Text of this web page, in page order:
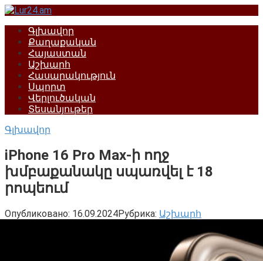
Перейти
контентуԳլխավոր
Քաղաքական
Հայաստան
Աշխարհ
Հասարակություն
Սպորտ
Վերլուծական
Տեսանյութեր
Գլխավոր
iPhone 16 Pro Max-ի ողջ
խմբաքանակը սպառվել է 18
րոպեում
Опубликовано: 16.09.2024Рубрика: Աշխարհ